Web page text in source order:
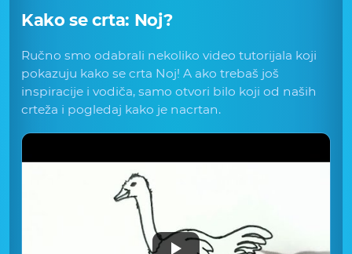
Kako se crta: Noj?
Ručno smo odabrali nekoliko video tutorijala koji
pokazuju kako se crta Noj! A ako trebaš još
inspiracije i vodiča, samo otvori bilo koji od naših
crteža i pogledaj kako je nacrtan.